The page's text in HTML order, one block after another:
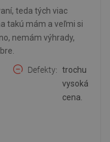
teda tých viac
takú mám a veľmi si
nemám výhrady,
Defekty
trochu
vysoká
cena.